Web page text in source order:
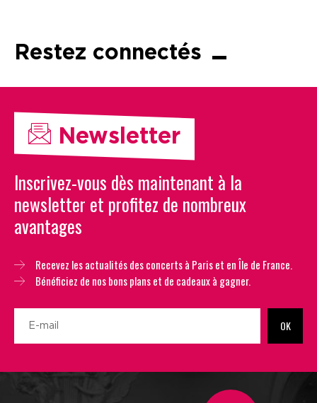
Restez connectés
Newsletter
Inscrivez-vous dès maintenant à la
newsletter et profitez de nombreux
avantages
Recevez les actualités des concerts à Paris et en Île de France.
Bénéficiez de nos bons plans et de cadeaux à gagner.
OK